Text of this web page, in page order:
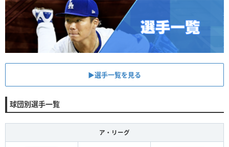
▶︎選手一覧を見る
球団別選手一覧
ア・リーグ